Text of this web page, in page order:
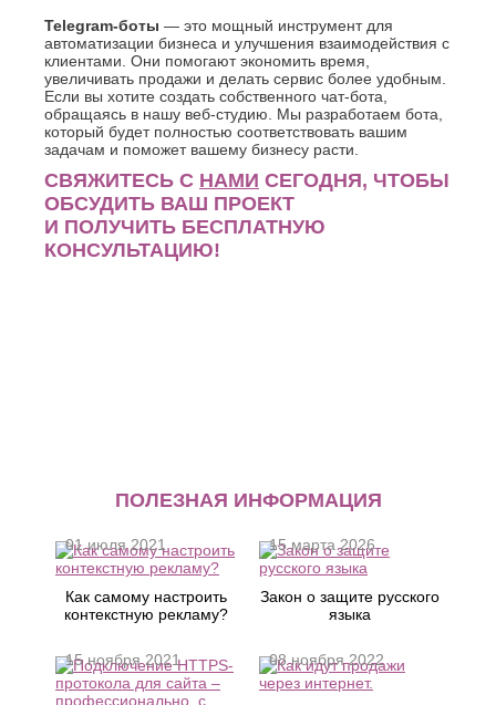
Telegram-боты — это мощный инструмент для
автоматизации бизнеса и улучшения взаимодействия с
клиентами. Они помогают экономить время,
увеличивать продажи и делать сервис более удобным.
Если вы хотите создать собственного чат-бота,
обращаясь в нашу веб-студию. Мы разработаем бота,
который будет полностью соответствовать вашим
задачам и поможет вашему бизнесу расти.
СВЯЖИТЕСЬ С НАМИ СЕГОДНЯ, ЧТОБЫ
ОБСУДИТЬ ВАШ ПРОЕКТ
И ПОЛУЧИТЬ БЕСПЛАТНУЮ
КОНСУЛЬТАЦИЮ!
ПОЛЕЗНАЯ ИНФОРМАЦИЯ
Как самому настроить
контекстную рекламу?
01 июля 2021
Закон о защите русского
языка
15 марта 2026
15 ноября 2021 08 ноября 2022